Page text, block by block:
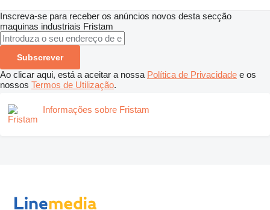
Inscreva-se para receber os anúncios novos desta secção
maquinas industriais Fristam
Subscrever
Ao clicar aqui, está a aceitar a nossa Política de Privacidade e os
nossos Termos de Utilização.
Informações sobre Fristam